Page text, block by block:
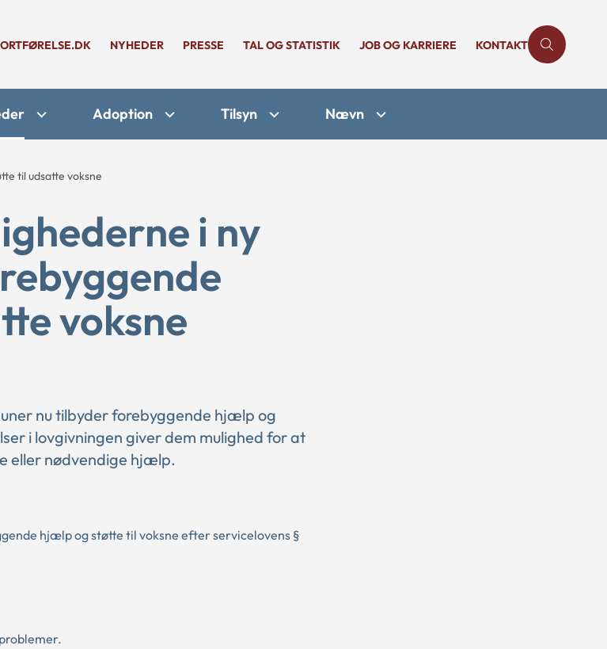
NYHEDER PRESSE TAL OG STATISTIK JOB OG KARRIERE KONTAKT
Adoption Tilsyn Nævn
til udsatte voksne
i ny
voksne
nu tilbyder forebyggende hjælp og
i lovgivningen giver dem mulighed for at
eller nødvendige hjælp.
hjælp og støtte til voksne efter servicelovens §